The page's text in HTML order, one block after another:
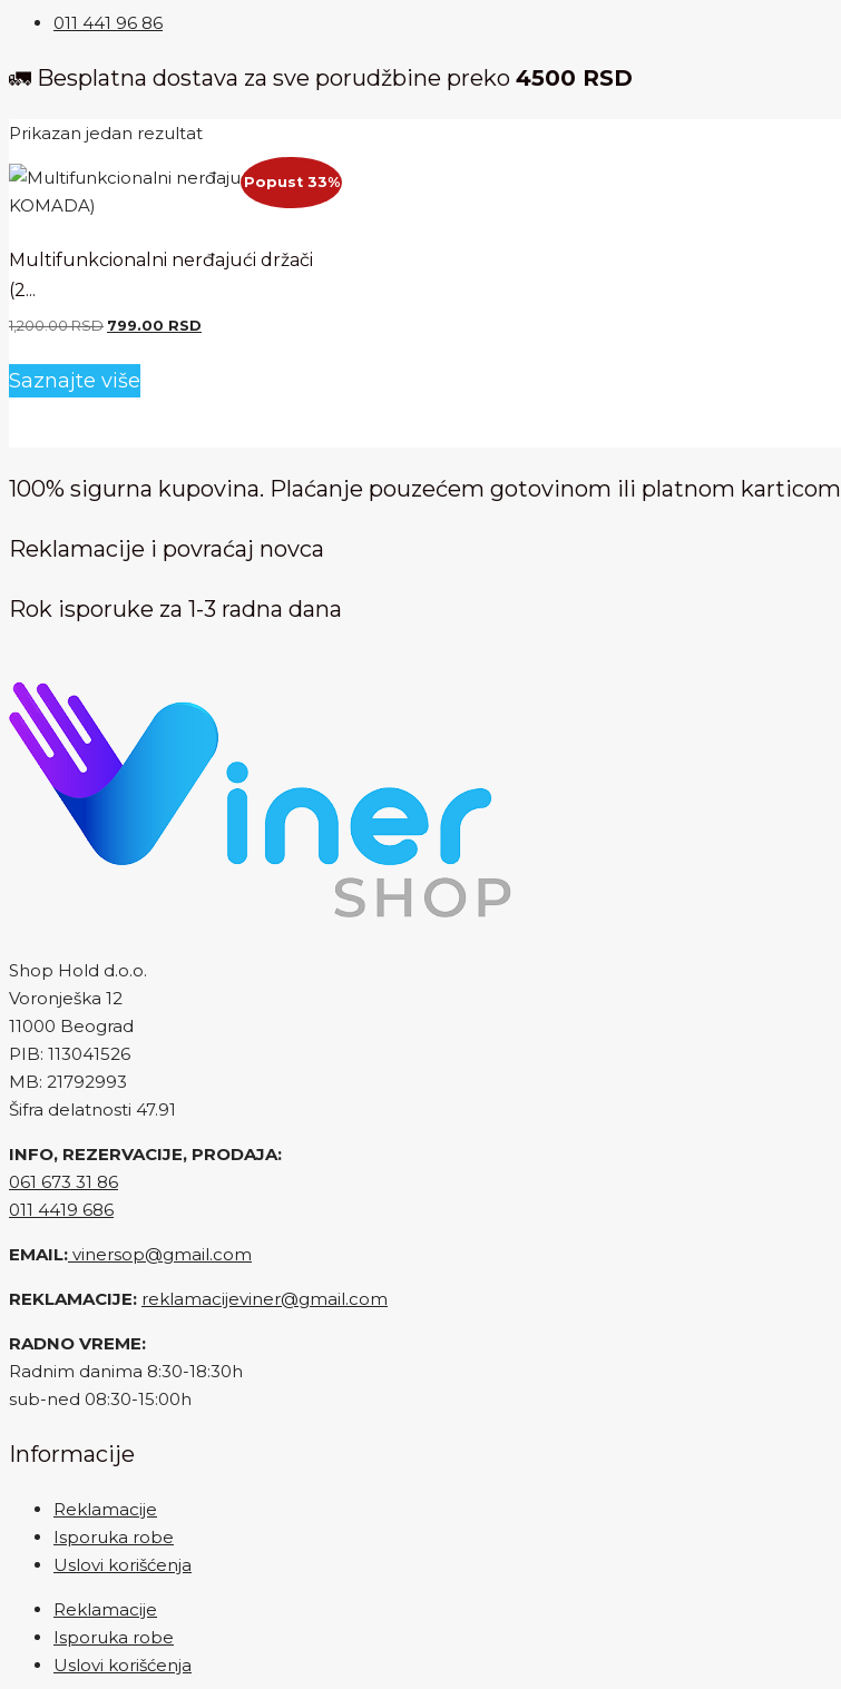
011 441 96 86
🚛 Besplatna dostava za sve porudžbine preko 4500 RSD
Prikazan jedan rezultat
Popust 33%
Multifunkcionalni nerđajući držači
(2...
1,200.00RSD Originalna
je
bila:
799.00 RSD
Saznajte više
100% sigurna kupovina. Plaćanje pouzećem gotovinom ili platnom karticom
Reklamacije i povraćaj novca
Rok isporuke za 1-3 radna dana
Shop Hold d.o.o.
Voronješka 12
11000 Beograd
PIB: 113041526
MB: 21792993
Šifra delatnosti 47.91
INFO, REZERVACIJE, PRODAJA:
061 673 31 86
011 4419 686
EMAIL: vinersop@gmail.com
REKLAMACIJE: reklamacijeviner@gmail.com
RADNO VREME:
Radnim danima 8:30-18:30h
sub-ned 08:30-15:00h
Informacije
Reklamacije
Isporuka robe
Uslovi korišćenja
Reklamacije
Isporuka robe
Uslovi korišćenja